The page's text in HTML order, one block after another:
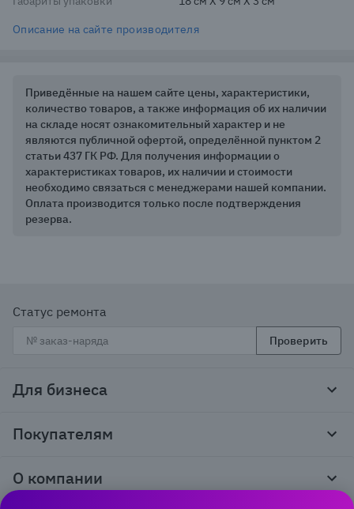
Описание на сайте производителя
Приведённые на нашем сайте цены, характеристики,
количество товаров, а также информация об их наличии
на складе носят ознакомительный характер и не
являются публичной офертой, определённой пунктом 2
статьи 437 ГК РФ. Для получения информации о
характеристиках товаров, их наличии и стоимости
необходимо связаться с менеджерами нашей компании.
Оплата производится только после подтверждения
резерва.
Статус ремонта
Проверить
Для бизнеса
Тендеры и гос закупки
Покупателям
Пункты выдачи
О компании